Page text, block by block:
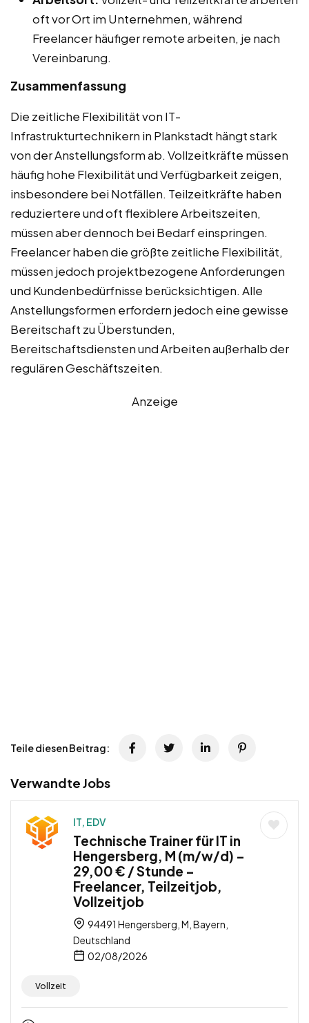
oft vor Ort im Unternehmen, während
Freelancer häufiger remote arbeiten, je nach
Vereinbarung.
Zusammenfassung
Die zeitliche Flexibilität von IT-
Infrastrukturtechnikern in Plankstadt hängt stark
von der Anstellungsform ab. Vollzeitkräfte müssen
häufig hohe Flexibilität und Verfügbarkeit zeigen,
insbesondere bei Notfällen. Teilzeitkräfte haben
reduziertere und oft flexiblere Arbeitszeiten,
müssen aber dennoch bei Bedarf einspringen.
Freelancer haben die größte zeitliche Flexibilität,
müssen jedoch projektbezogene Anforderungen
und Kundenbedürfnisse berücksichtigen. Alle
Anstellungsformen erfordern jedoch eine gewisse
Bereitschaft zu Überstunden,
Bereitschaftsdiensten und Arbeiten außerhalb der
regulären Geschäftszeiten.
Anzeige
Teile diesen Beitrag:
Verwandte Jobs
IT, EDV
Technische Trainer für IT in
Hengersberg, M (m/w/d) –
29,00 € / Stunde –
Freelancer, Teilzeitjob,
Vollzeitjob
94491 Hengersberg, M, Bayern,
Deutschland
02/08/2026
Vollzeit